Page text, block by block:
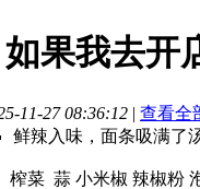
如果我去开
11-27 08:36:12 | 查看全
鲜辣入味，面条吸满了
榨菜 蒜 小米椒 辣椒粉